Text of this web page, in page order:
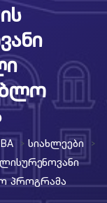
> Სიახლეები >
Პროგრამა